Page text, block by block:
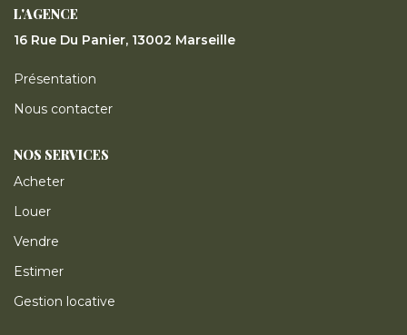
L'AGENCE
16 Rue Du Panier, 13002 Marseille
Présentation
Nous contacter
NOS SERVICES
Acheter
Louer
Vendre
Estimer
Gestion locative